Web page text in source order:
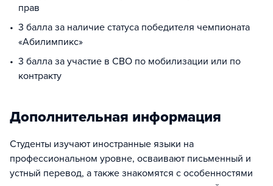
прав
3 балла за наличие статуса победителя чемпионата
«Абилимпикс»
3 балла за участие в СВО по мобилизации или по
контракту
Дополнительная информация
Студенты изучают иностранные языки на
профессиональном уровне, осваивают письменный и
устный перевод, а также знакомятся с особенностями